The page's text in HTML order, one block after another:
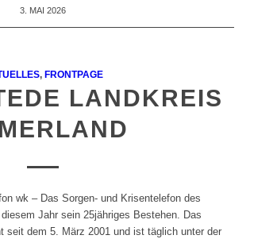
3. MAI 2026
, FRONTPAGE
LANDKREIS
wk – Das Sorgen- und Krisentelefon des
Jahr sein 25jähriges Bestehen. Das
seit dem 5. März 2001 und ist täglich unter der